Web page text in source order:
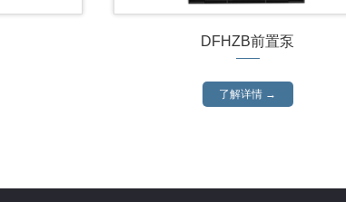
DFHZB前置泵
了解详情 →